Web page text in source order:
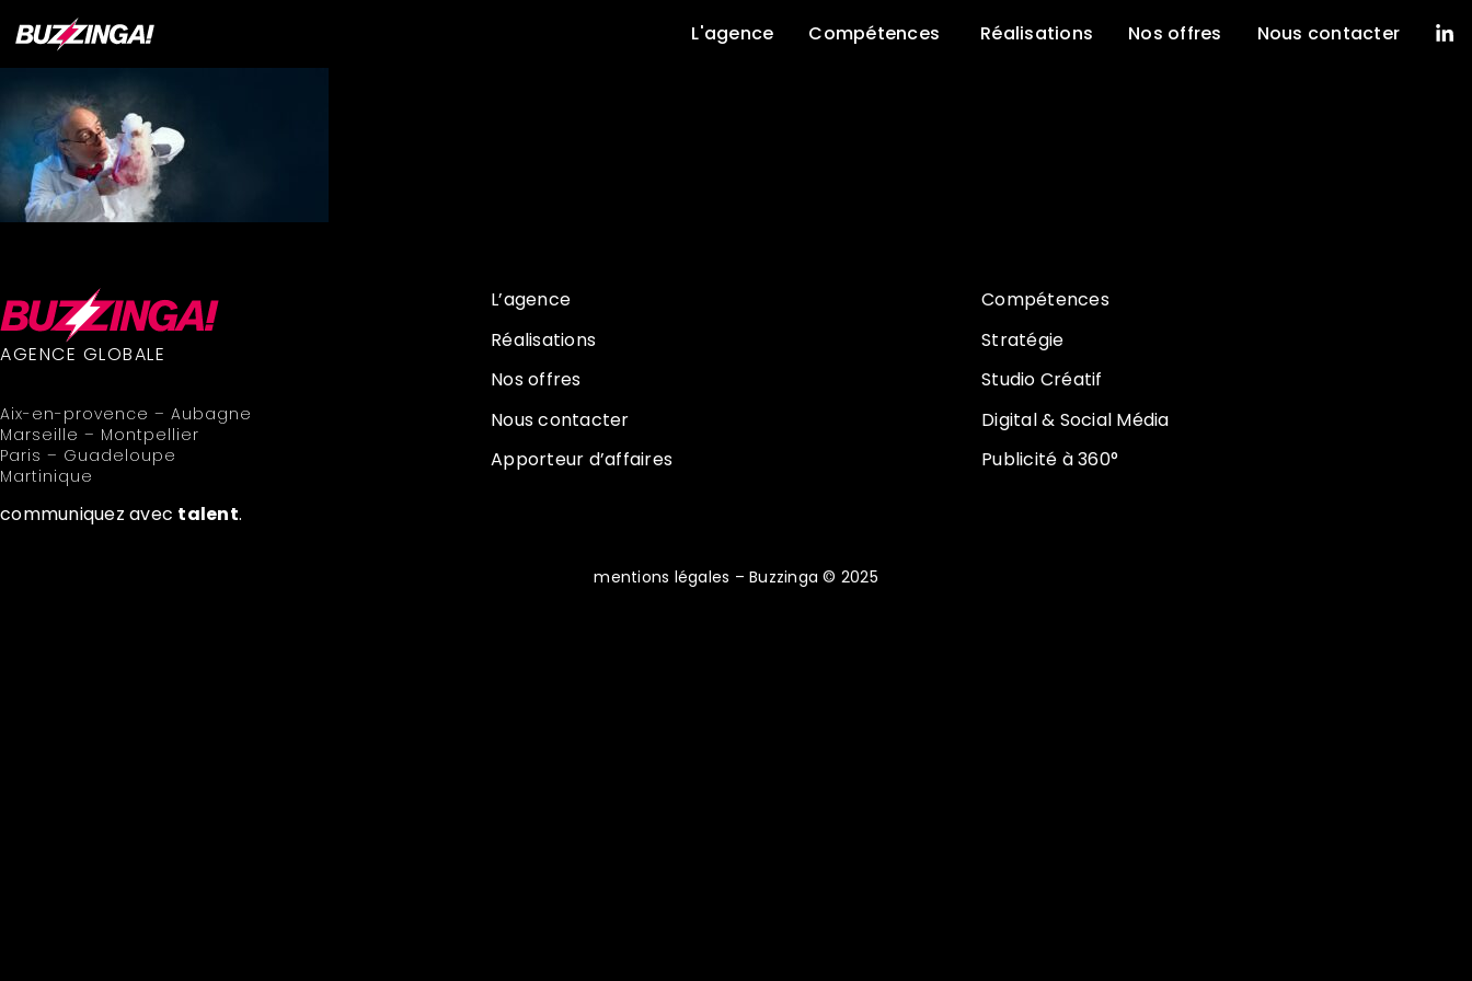
L'agence Compétences Réalisations Nos offres Nous contacter
AGENCE GLOBALE
Aix-en-provence – Aubagne
Marseille – Montpellier
Paris – Guadeloupe
Martinique
communiquez avec talent.
L’agence
Réalisations
Nos offres
Nous contacter
Apporteur d’affaires
Compétences
Stratégie
Studio Créatif
Digital & Social Média
Publicité à 360°
mentions légales – Buzzinga © 2025